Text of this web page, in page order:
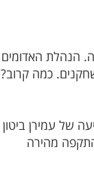
הע ונה. הנהלת האדומים
כמה קרוב?
שחקני בית"ר שיחקו באופן אגרסיבי מאוד ובדקה ה-9 גרמו לפציעה של עמירן ביטון
ליתרון 1:0. 2 דק אחרי האדומים בהתקפה מהירה